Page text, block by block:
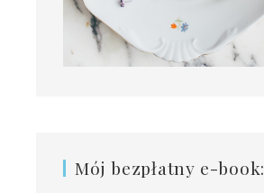
Mój bezpłatny e-book: